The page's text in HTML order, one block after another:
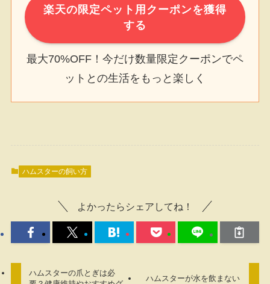
楽天の限定ペット用クーポンを獲得
する
最大70%OFF！今だけ数量限定クーポンでペ
ットとの生活をもっと楽しく
ハムスターの飼い方
よかったらシェアしてね！
ハムスターの爪とぎは必
ハムスターが水を飲まない